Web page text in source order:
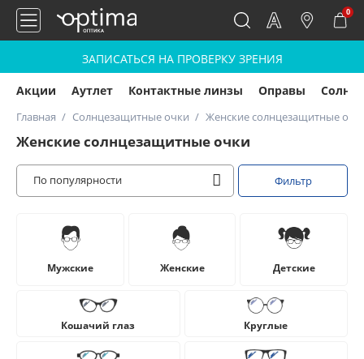
0
ЗАПИСАТЬСЯ НА ПРОВЕРКУ ЗРЕНИЯ
Акции Аутлет Контактные линзы Оправы
Главная Солнцезащитные очки Женские солнцезащитные
Женские солнцезащитные очки
По популярности Фильтр
Мужские Женские Детские
Кошачий глаз Круглые